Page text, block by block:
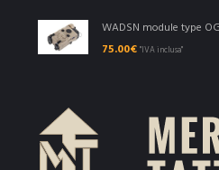
WADSN module type
75.00€ "IVA inclusa"